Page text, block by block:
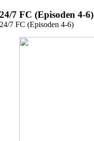
Zum
Inhalt
springen
24/7 FC (Episoden 4-6)
24/7 FC (Episoden 4-6)